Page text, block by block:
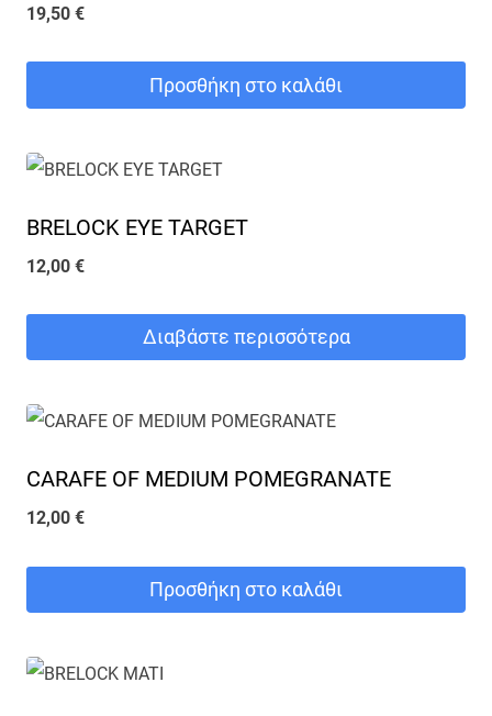
19,50 €
Προσθήκη στο καλάθι
BRELOCK EYE TARGET
12,00 €
Διαβάστε περισσότερα
CARAFE OF MEDIUM POMEGRANATE
12,00 €
Προσθήκη στο καλάθι